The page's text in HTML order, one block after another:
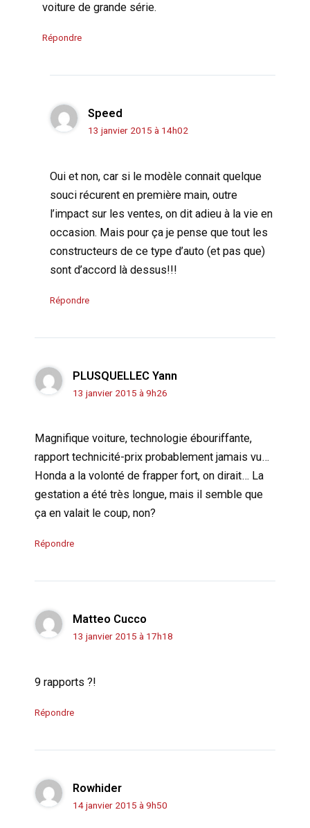
voiture de grande série.
Répondre
Speed
13 janvier 2015 à 14h02
Oui et non, car si le modèle connait quelque
souci récurent en première main, outre
l’impact sur les ventes, on dit adieu à la vie en
occasion. Mais pour ça je pense que tout les
constructeurs de ce type d’auto (et pas que)
sont d’accord là dessus!!!
Répondre
PLUSQUELLEC Yann
13 janvier 2015 à 9h26
Magnifique voiture, technologie ébouriffante,
rapport technicité-prix probablement jamais vu…
Honda a la volonté de frapper fort, on dirait… La
gestation a été très longue, mais il semble que
ça en valait le coup, non?
Répondre
Matteo Cucco
13 janvier 2015 à 17h18
9 rapports ?!
Répondre
Rowhider
14 janvier 2015 à 9h50